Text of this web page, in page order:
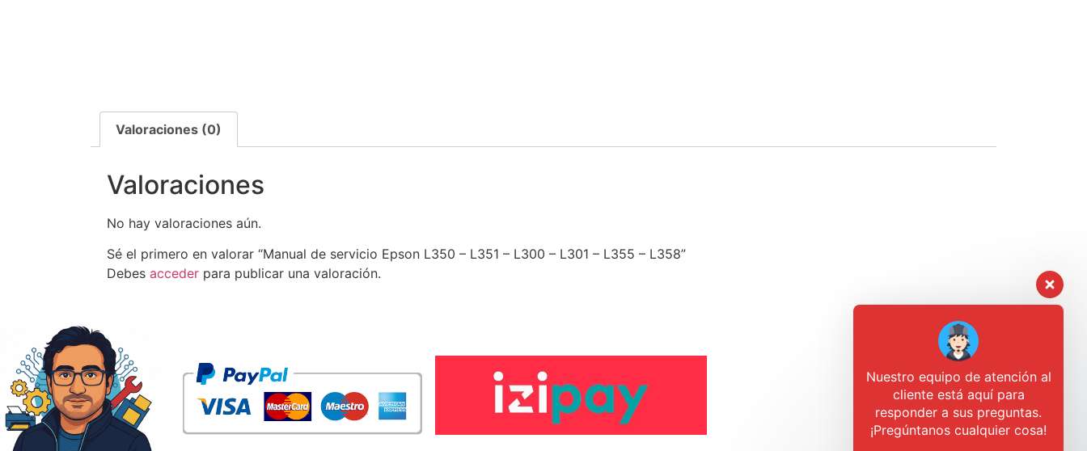
Valoraciones (0)
Valoraciones
No hay valoraciones aún.
Sé el primero en valorar “Manual de servicio Epson L350 – L351 – L300 – L301 – L355 – L358”
Debes acceder para publicar una valoración.
Nuestro equipo de atención al
cliente está aquí para
responder a sus preguntas.
¡Pregúntanos cualquier cosa!